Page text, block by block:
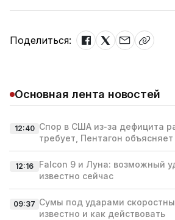
Поделиться:
Основная лента новостей
12:40 Спор в США из‑за дефицита
требует, Пентагон объясняет
12:16
Falcon 9 и Луна: возможный
известно сейчас
09:37 Сумы под ударами
известно и как действовать